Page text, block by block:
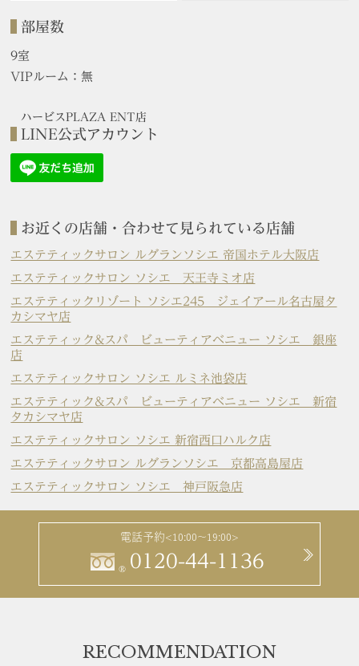
部屋数
9室
VIPルーム：無
ハービスPLAZA ENT店
LINE公式アカウント
お近くの店舗・合わせて見られている店舗
エステティックサロン ルグランソシエ 帝国ホテル大阪店
エステティックサロン ソシエ 天王寺ミオ店
エステティックリゾート ソシエ245 ジェイアール名古屋タ
カシマヤ店
エステティック&スパ ビューティアベニュー ソシエ 銀座
店
エステティックサロン ソシエ ルミネ池袋店
エステティック&スパ ビューティアベニュー ソシエ 新宿
タカシマヤ店
エステティックサロン ソシエ 新宿西口ハルク店
エステティックサロン ルグランソシエ 京都高島屋店
エステティックサロン ソシエ 神戸阪急店
電話予約<10:00～19:00>
® 0120-44-1136
RECOMMENDATION